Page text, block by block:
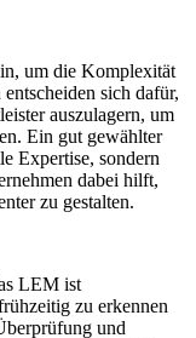
um die Komplexität
sich dafür,
auszulagern, um
Ein gut gewählter
Expertise, sondern
dabei hilft,
zu gestalten.
LEM ist
zu erkennen
und